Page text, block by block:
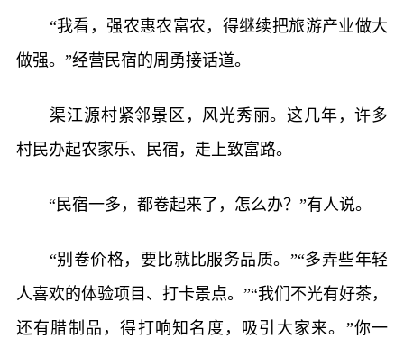
“我看，强农惠农富农，得继续把旅游产业做大
做强。”经营民宿的周勇接话道。
渠江源村紧邻景区，风光秀丽。这几年，许多
村民办起农家乐、民宿，走上致富路。
“民宿一多，都卷起来了，怎么办？”有人说。
“别卷价格，要比就比服务品质。”“多弄些年轻
人喜欢的体验项目、打卡景点。”“我们不光有好茶，
还有腊制品，得打响知名度，吸引大家来。”你一